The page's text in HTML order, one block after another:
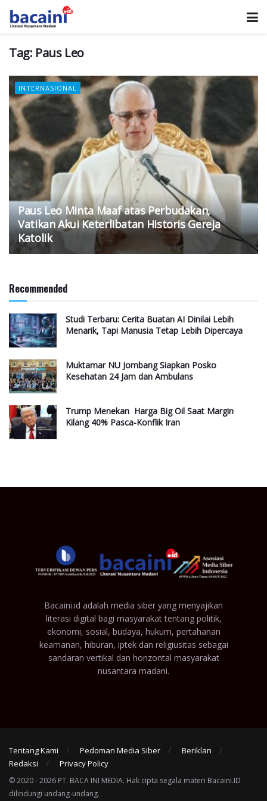
Tag: Paus Leo
INTERNASIONAL
Paus Leo Minta Maaf atas Perbudakan,
Vatikan Akui Keterlibatan Historis Gereja
Katolik
Recommended
Studi Terbaru: Cerita Buatan AI Dinilai Lebih
Menarik, Tapi Manusia Tetap Lebih Dipercaya
Muktamar NU Jombang Siapkan Posko
Kesehatan 24 Jam dan Ambulans
Trump Menekan Harga Big Oil Saat Margin
Kilang 40% Pasca-Konflik Iran
Bacaini.id adalah media siber yang menyajikan
literasi digital bagi masyarakat tentang politik,
ekonomi, sosial, budaya, hukum, pertahanan
keamanan, hiburan, iptek dan religiusitas sebagai
sandaran vertikal dan horizontal masyarakat
nusantara madani.
Tentang Kami Pedoman Media Siber
Beriklan
Redaksi
Privacy Policy
© 2020 - 2026 PT. BACA INI MEDIA. Hak cipta segala materi Bacaini.ID
dilindungi undang-undang.